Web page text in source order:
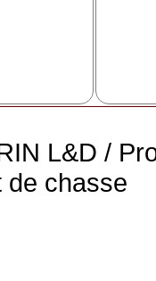
L&D /
de chasse